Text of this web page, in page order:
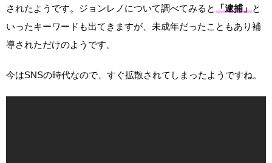
されたようです。ジョンレノについて調べてみると「逮捕」と
いったキーワードも出てきますが、未成年だったこともあり補
導されただけのようです。
今はSNSの時代なので、すぐ拡散されてしまったようですね。